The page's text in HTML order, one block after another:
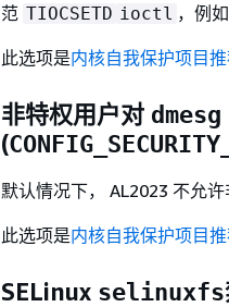
范 TIOCSETD ioctl ，例
此选项是内核自我保护项目
非特权用户对 dmesg
(
默认情况下， AL2023 不允许
此选项是内核自我保护项目
SELinux selinuxfs